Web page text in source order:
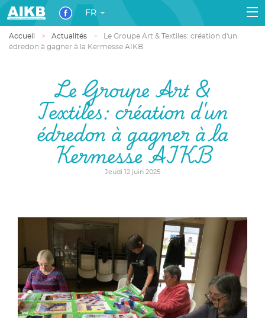
FR
Accueil Actualités
Le Groupe Art & Textiles: création d'un
édredon à gagner à la Kermesse AIKB
Le Groupe Art &
Textiles: création d'un
édredon à gagner à la
Kermesse AIKB
Jeudi 12 juin 2025